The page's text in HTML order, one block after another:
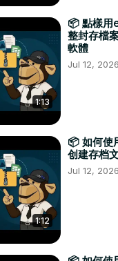
1:13
📦 點樣用
整封存檔
軟體
Jul 12, 2026
1:12
📦 如何使
创建存档
Jul 12, 2026